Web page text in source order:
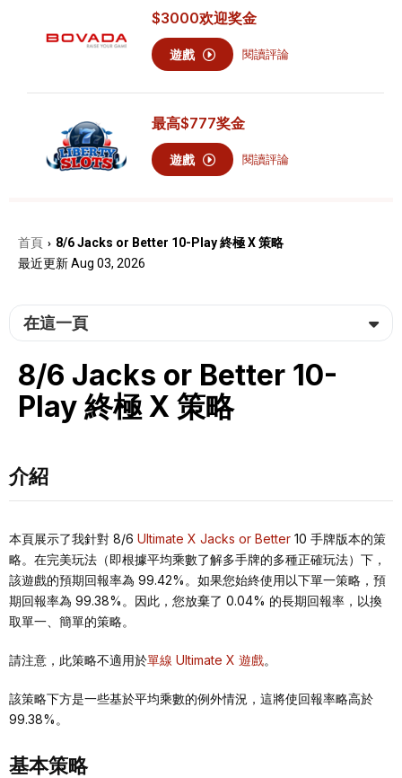
$3000欢迎奖金
遊戲 閱讀評論
最高$777奖金
遊戲 閱讀評論
首頁 › 8/6 Jacks or Better 10-Play 終極 X 策略
最近更新 Aug 03, 2026
在這一頁
8/6 Jacks or Better 10-
Play 終極 X 策略
介紹
本頁展示了我針對 8/6 Ultimate X Jacks or Better 10 手牌版本的策
略。在完美玩法（即根據平均乘數了解多手牌的多種正確玩法）下，
該遊戲的預期回報率為 99.42%。如果您始終使用以下單一策略，預
期回報率為 99.38%。因此，您放棄了 0.04% 的長期回報率，以換
取單一、簡單的策略。
請注意，此策略不適用於單線 Ultimate X 遊戲。
該策略下方是一些基於平均乘數的例外情況，這將使回報率略高於
99.38%。
基本策略